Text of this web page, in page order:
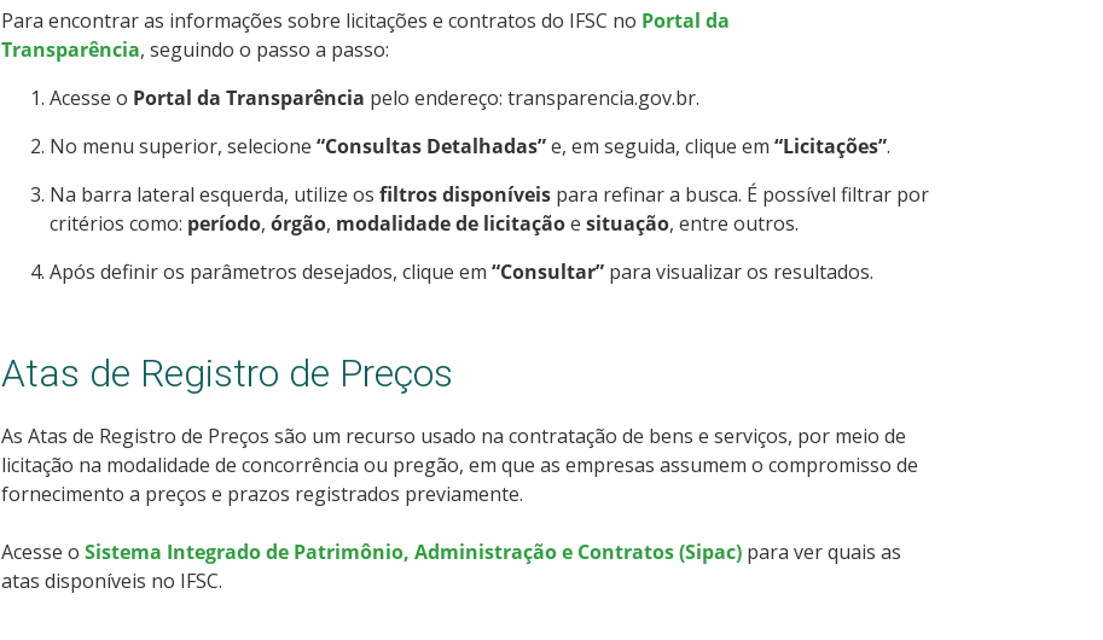
Para encontrar as informações sobre licitações e contratos do IFSC no Portal da
Transparência, seguindo o passo a passo:
Acesse o Portal da Transparência pelo endereço: transparencia.gov.br.
No menu superior, selecione “Consultas Detalhadas”e, em seguida, clique em “Licitações”.
Na barra lateral esquerda, utilize os filtros disponíveispara refinar a busca. É possível filtrar por
critérios como: período, órgão, modalidade de licitaçãoe situação, entre outros.
Após definir os parâmetros desejados, clique em “Consultar”para visualizar os resultados.
Atas de Registro de Preços
As Atas de Registro de Preços são um recurso usado na contratação de bens e serviços, por meio de
licitação na modalidade de concorrência ou pregão, em que as empresas assumem o compromisso de
fornecimento a preços e prazos registrados previamente.
Acesse o Sistema Integrado de Patrimônio, Administração e Contratos (Sipac)para ver quais as
atas disponíveis no IFSC.